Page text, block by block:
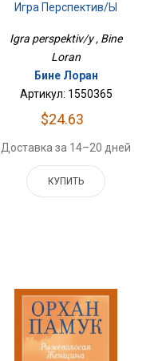
Игра Перспектив/ы
Igra perspektiv/y , Bine
Loran
Бине Лоран
Артикул: 1550365
$24.63
Доставка за 14–20 дней
КУПИТЬ